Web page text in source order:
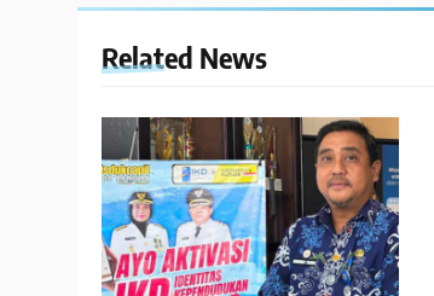
Related News